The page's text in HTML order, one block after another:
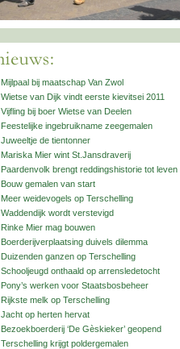
Mijlpaal bij maatschap Van Zwol
Wietse van Dijk vindt eerste kievitsei 2011
Vijfling bij boer Wietse van Deelen
Feestelijke ingebruikname zeegemalen
Juweeltje de tientonner
Mariska Mier wint St.Jansdraverij
Paardenvolk brengt reddingshistorie tot leven
Bouw gemalen van start
Meer weidevogels op Terschelling
Waddendijk wordt verstevigd
Rinke Mier mag bouwen
Boerderijverplaatsing duivels dilemma
Duizenden ganzen op Terschelling
Schooljeugd onthaald op arrensledetocht
Pony’s werken voor Staatsbosbeheer
Rijkste melk op Terschelling
Jacht op herten hervat
Bezoekboerderij ‘De Gèskieker’ geopend
Terschelling krijgt poldergemalen